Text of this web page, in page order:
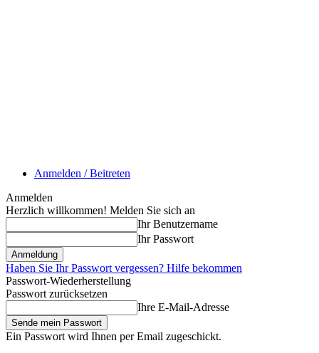
Anmelden / Beitreten
Anmelden
Herzlich willkommen! Melden Sie sich an
Ihr Benutzername
Ihr Passwort
Haben Sie Ihr Passwort vergessen? Hilfe bekommen
Passwort-Wiederherstellung
Passwort zurücksetzen
Ihre E-Mail-Adresse
Ein Passwort wird Ihnen per Email zugeschickt.